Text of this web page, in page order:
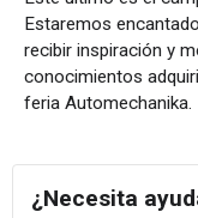
Estaremos
recibir inspiración y
conocimientos
feria Automechanika.
¿Necesita